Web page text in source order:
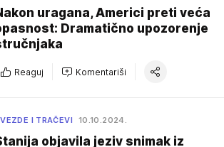
uragana, Americi preti veća
Dramatično upozorenje
Reaguj Komentariši
I TRAČEVI 10.10.2024.
objavila jeziv snimak iz